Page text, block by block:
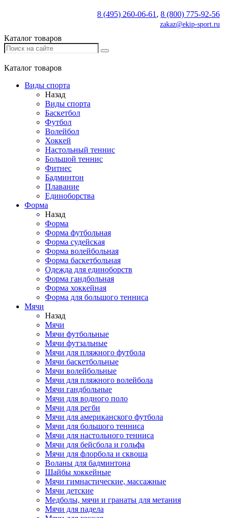
8 (495) 260-06-61 , 8 (800) 775-92-56
zakaz@ekip-sport.ru
Каталог товаров
Каталог товаров
Виды спорта
Назад
Виды спорта
Баскетбол
Футбол
Волейбол
Хоккей
Настольный теннис
Большой теннис
Фитнес
Бадминтон
Плавание
Единоборства
Форма
Назад
Форма
Форма футбольная
Форма судейская
Форма волейбольная
Форма баскетбольная
Одежда для единоборств
Форма гандбольная
Форма хоккейная
Форма для большого тенниса
Мячи
Назад
Мячи
Мячи футбольные
Мячи футзальные
Мячи для пляжного футбола
Мячи баскетбольные
Мячи волейбольные
Мячи для пляжного волейбола
Мячи гандбольные
Мячи для водного поло
Мячи для регби
Мячи для американского футбола
Мячи для большого тенниса
Мячи для настольного тенниса
Мячи для бейсбола и гольфа
Мячи для флорбола и сквоша
Воланы для бадминтона
Шайбы хоккейные
Мячи гимнастические, массажные
Мячи детские
Медболы, мячи и гранаты для метания
Мячи для падела